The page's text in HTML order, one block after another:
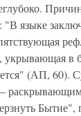
"В языке
в
(АП, 60).
Бытие",